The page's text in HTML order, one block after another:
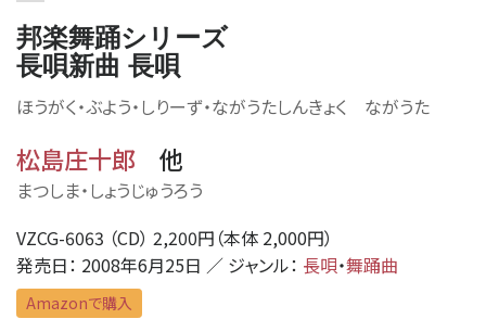
邦楽舞踊シリーズ
長唄新曲 長唄
ほうがく・ぶよう・しりーず・ながうたしんきょく ながうた
松島庄十郎 他
まつしま・しょうじゅうろう
VZCG-6063 （CD） 2,200円（本体 2,000円）
発売日： 2008年6月25日 ／ ジャンル： 長唄・舞踊曲
Amazonで購入